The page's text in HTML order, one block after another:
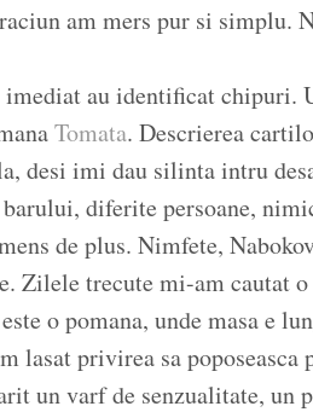
am mers pur si simplu.
au identificat chipuri.
Tomata. Descrierea
desi imi dau silinta intru
diferite persoane,
de plus. Nimfete,
Zilele trecute mi-am cautat
o pomana, unde masa e
lasat privirea sa poposeasca
un varf de senzualitate, un